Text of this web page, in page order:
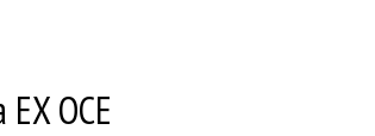
OCE